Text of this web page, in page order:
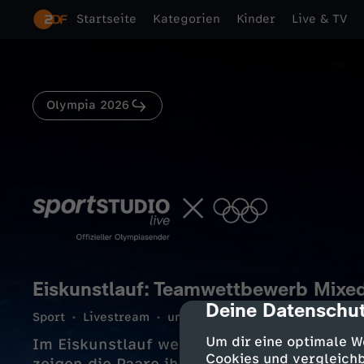
cmp-dialog-
Deine
Um dir eine optimale
Cookies und
Startseite Kategorien Kinder Live & TV
Olympia 2026
Eiskunstlauf: Teamwettbewerb
Sport Livestream unterhaltsam 250 Min.
Im Eiskunstlauf werden die Medaillen für